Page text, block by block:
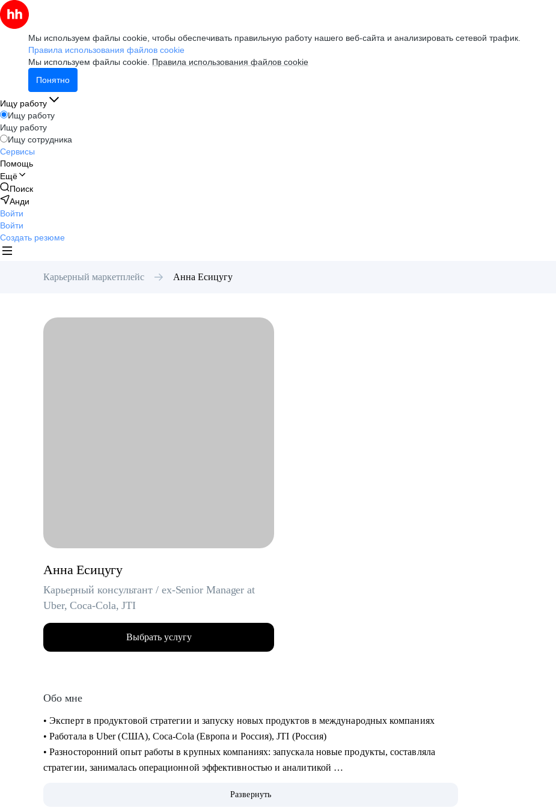
Мы используем файлы cookie, чтобы обеспечивать правильную работу нашего веб-сайта и анализировать сетевой трафик.
Правила использования файлов cookie
Мы используем файлы cookie. Правила использования файлов cookie
Понятно
Ищу работу
Ищу работу
Ищу работу
Ищу сотрудника
Сервисы
Помощь
Ещё
Поиск
Анди
Войти
Войти
Создать резюме
Карьерный маркетплейс Анна Есицугу
Анна Есицугу
Карьерный консультант / ex-Senior Manager at
Uber, Coca-Cola, JTI
Выбрать услугу
Обо мне
• Эксперт в продуктовой стратегии и запуску новых продуктов в международных компаниях
• Работала в Uber (США), Coca-Cola (Европа и Россия), JTI (Россия)
• Разносторонний опыт работы в крупных компаниях: запускала новые продукты, составляла
стратегии, занималась операционной эффективностью и аналитикой
дарксторов для линии косметики Дженнифер Энистон на Uber Eats
Развернуть